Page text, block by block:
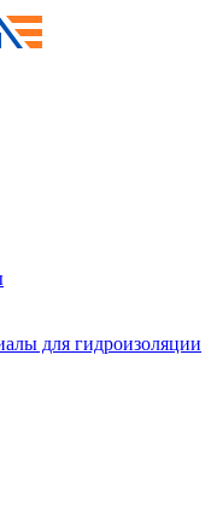
для гидроизоляции